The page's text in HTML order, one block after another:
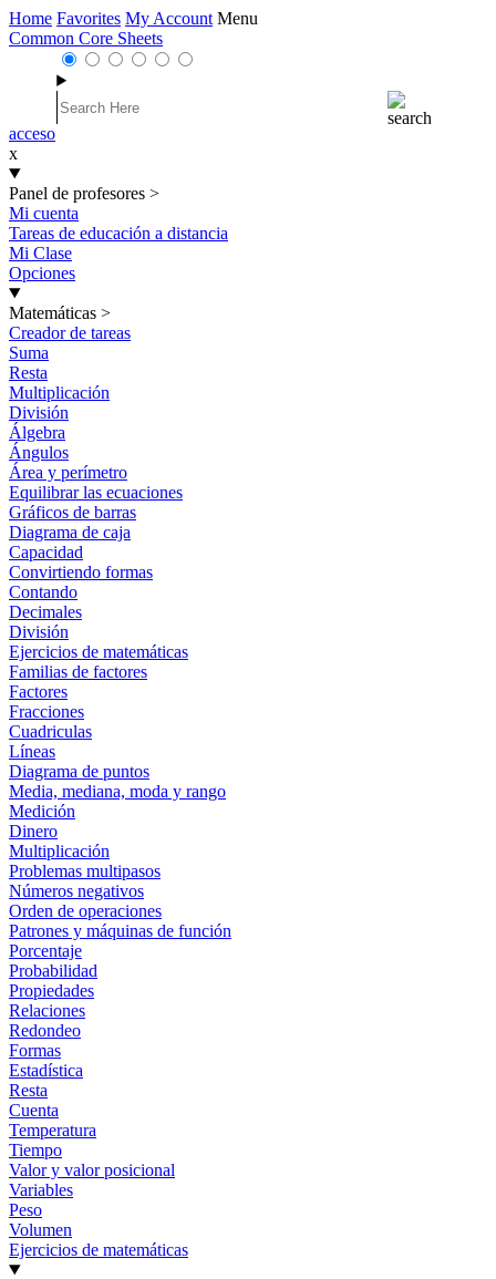
Home Favorites My Account Menu
Common Core Sheets
acceso
x
Panel de profesores >
Mi cuenta
Tareas de educación a distancia
Mi Clase
Opciones
Matemáticas >
Creador de tareas
Suma
Resta
Multiplicación
División
Álgebra
Ángulos
Área y perímetro
Equilibrar las ecuaciones
Gráficos de barras
Diagrama de caja
Capacidad
Convirtiendo formas
Contando
Decimales
División
Ejercicios de matemáticas
Familias de factores
Factores
Fracciones
Cuadriculas
Líneas
Diagrama de puntos
Media, mediana, moda y rango
Medición
Dinero
Multiplicación
Problemas multipasos
Números negativos
Orden de operaciones
Patrones y máquinas de función
Porcentaje
Probabilidad
Propiedades
Relaciones
Redondeo
Formas
Estadística
Resta
Cuenta
Temperatura
Tiempo
Valor y valor posicional
Variables
Peso
Volumen
Ejercicios de matemáticas